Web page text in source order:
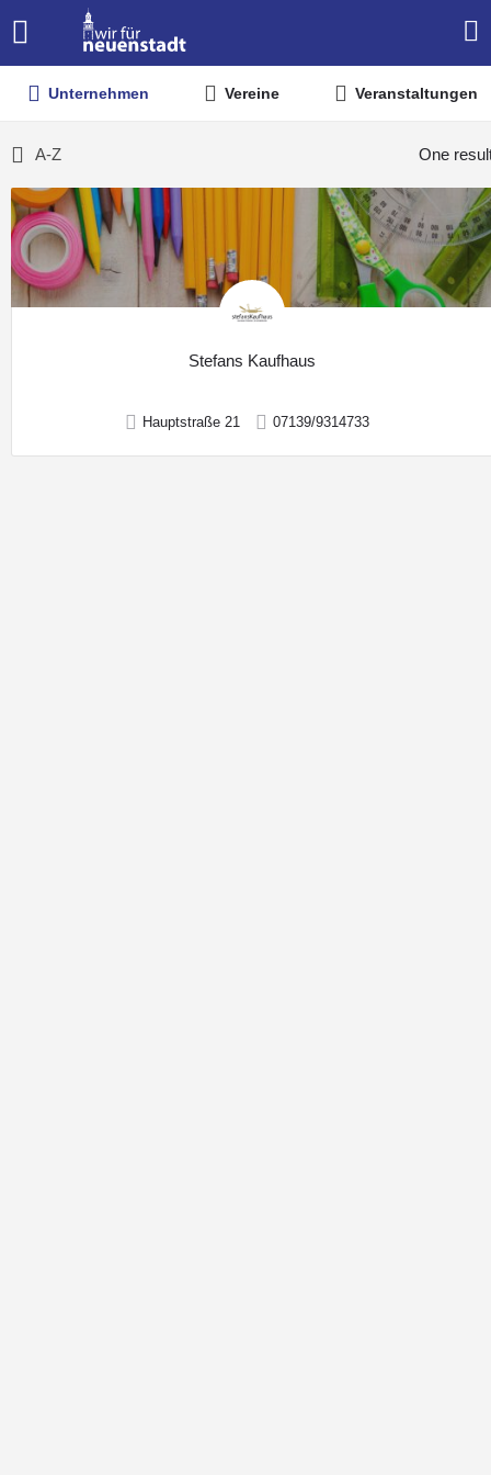
Unternehmen Vereine Veranstaltungen
A-Z One
Stefans Kaufhaus
Hauptstraße 21 07139/9314733